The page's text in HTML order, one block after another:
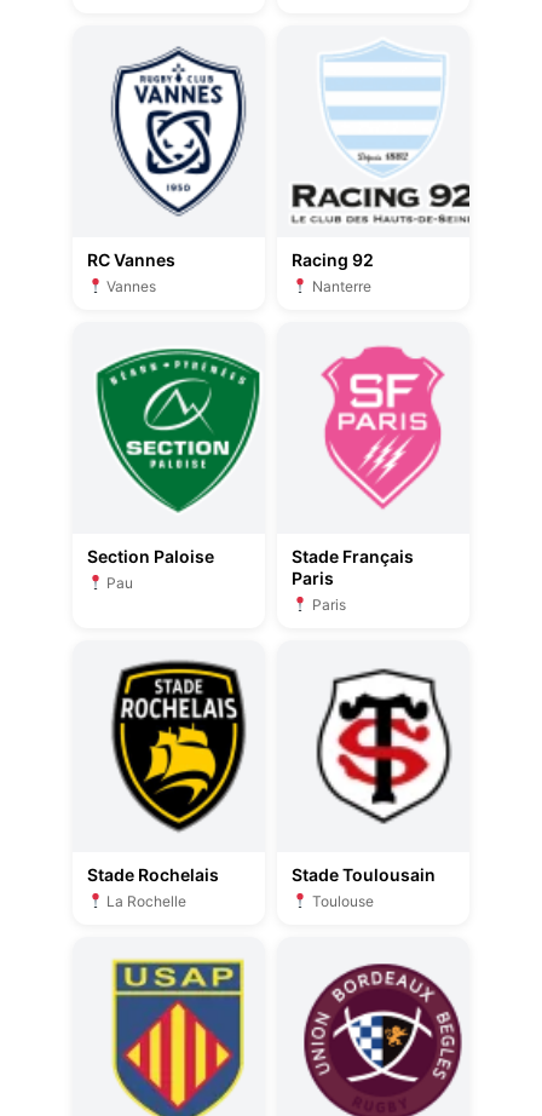
RC Vannes
Vannes
Racing 92
Nanterre
Section Paloise
Pau
Stade Français
Paris
Paris
Stade Rochelais
La Rochelle
Stade Toulousain
Toulouse